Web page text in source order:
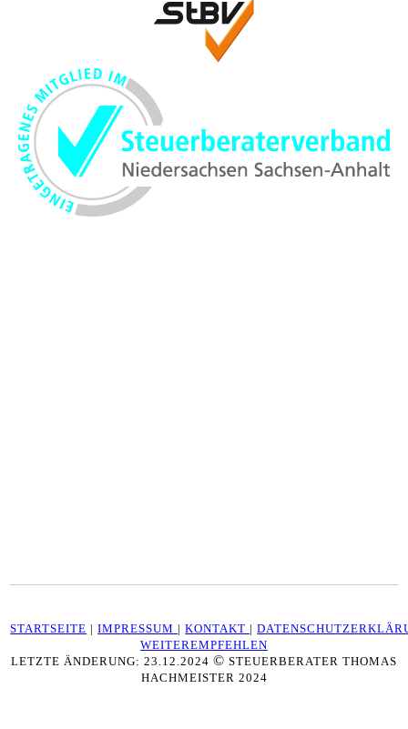
STARTSEITE |IMPRESSUM |KONTAKT |
WEITEREMPFEHLEN
LETZTE ÄNDERUNG: 23.12.2024 © STEUERBERATER THOMAS
HACHMEISTER 2024